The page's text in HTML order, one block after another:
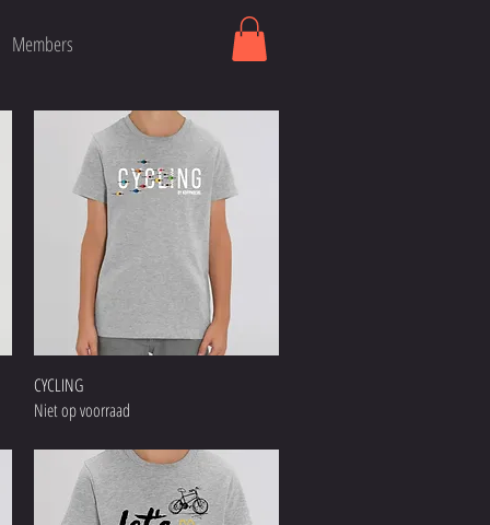
Members
CYCLING
Niet op voorraad